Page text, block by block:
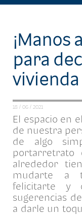
¡Manos
para
vivienda
18 / 06 / 2021
El espacio en
de nuestra
de algo
portarretrato
alrededor
mudarte a
felicitarte y
sugerencias
a darle un